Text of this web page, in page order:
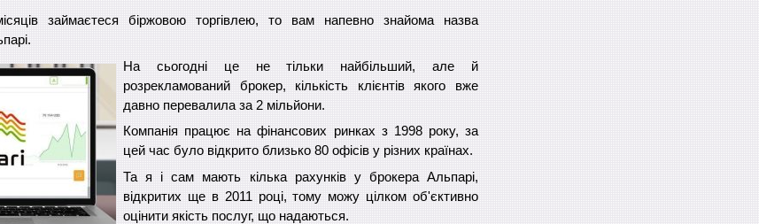
займаєтеся біржовою торгівлею, то вам напевно знайома назва
На сьогодні це не тільки найбільший, але й
розрекламований брокер, кількість клієнтів якого вже
давно перевалила за 2 мільйони.
Компанія працює на фінансових ринках з 1998 року, за
цей час було відкрито близько 80 офісів у різних країнах.
Та я і сам мають кілька рахунків у брокера Альпарі,
відкритих ще в 2011 році, тому можу цілком об'єктивно
оцінити якість послуг, що надаються.